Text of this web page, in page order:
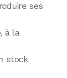
ses
à la
stock